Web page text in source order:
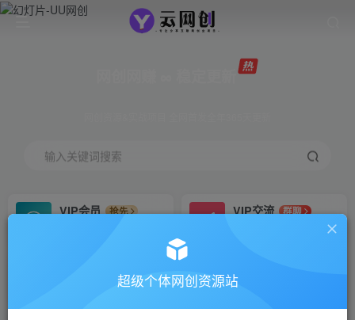
输入关键词搜索
VIP会员
抢先
VIP交流
群聊
研究探讨更多创业项目路子。
会员专属推广链接
招募站长
超级个体网创资源站